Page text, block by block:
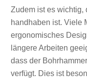
Zudem ist es wichtig,
handhaben ist. Viele
ergonomisches
längere Arbeiten
dass der
verfügt. Dies ist